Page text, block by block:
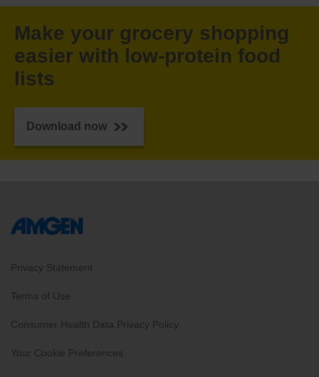
Make your grocery shopping
easier with low-protein food
lists
Download now
Privacy Statement
Terms of Use
Consumer Health Data Privacy Policy
Your Cookie Preferences